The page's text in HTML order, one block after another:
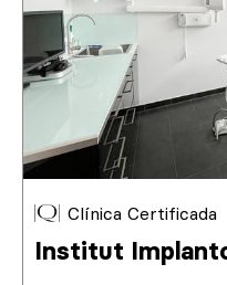
Clínica Certificada
Institut